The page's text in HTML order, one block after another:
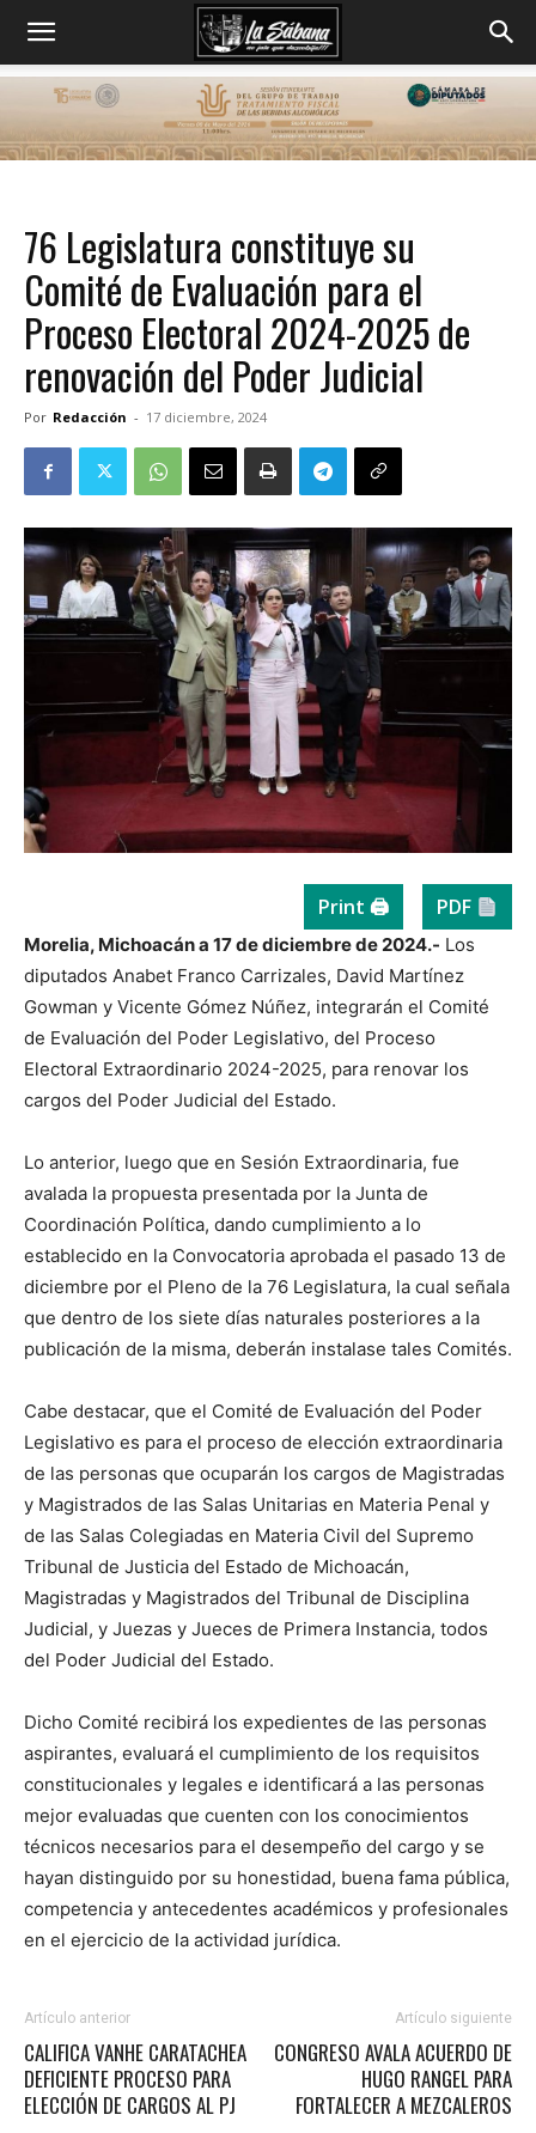
76 Legislatura constituye su
Comité de Evaluación para el
Proceso Electoral 2024-2025 de
renovación del Poder Judicial
Por Redacción - 17 diciembre, 2024
Print 🖨 PDF
Morelia, Michoacán a 17 de diciembre de 2024.- Los
diputados Anabet Franco Carrizales, David Martínez
Gowman y Vicente Gómez Núñez, integrarán el Comité
de Evaluación del Poder Legislativo, del Proceso
Electoral Extraordinario 2024-2025, para renovar los
cargos del Poder Judicial del Estado.
Lo anterior, luego que en Sesión Extraordinaria, fue
avalada la propuesta presentada por la Junta de
Coordinación Política, dando cumplimiento a lo
establecido en la Convocatoria aprobada el pasado 13 de
diciembre por el Pleno de la 76 Legislatura, la cual señala
que dentro de los siete días naturales posteriores a la
publicación de la misma, deberán instalase tales Comités.
Cabe destacar, que el Comité de Evaluación del Poder
Legislativo es para el proceso de elección extraordinaria
de las personas que ocuparán los cargos de Magistradas
y Magistrados de las Salas Unitarias en Materia Penal y
de las Salas Colegiadas en Materia Civil del Supremo
Tribunal de Justicia del Estado de Michoacán,
Magistradas y Magistrados del Tribunal de Disciplina
Judicial, y Juezas y Jueces de Primera Instancia, todos
del Poder Judicial del Estado.
Dicho Comité recibirá los expedientes de las personas
aspirantes, evaluará el cumplimiento de los requisitos
constitucionales y legales e identificará a las personas
mejor evaluadas que cuenten con los conocimientos
técnicos necesarios para el desempeño del cargo y se
hayan distinguido por su honestidad, buena fama pública,
competencia y antecedentes académicos y profesionales
en el ejercicio de la actividad jurídica.
Artículo anterior
CALIFICA VANHE CARATACHEA
DEFICIENTE PROCESO PARA
ELECCIÓN DE CARGOS AL PJ
Artículo siguiente
CONGRESO AVALA ACUERDO DE
HUGO RANGEL PARA
FORTALECER A MEZCALEROS